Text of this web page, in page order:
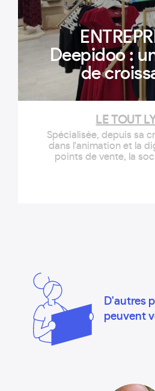
Deepidoo :
de
LE TOUT
Spécialisée, depuis sa
dans l'animation et la
points de vente, la
D'autres
peuvent